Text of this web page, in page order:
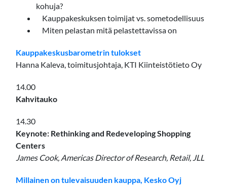
kohuja?
Kauppakeskuksen toimijat vs. sometodellisuus
Miten pelastan mitä pelastettavissa on
Kauppakeskusbarometrin tulokset
Hanna Kaleva, toimitusjohtaja, KTI Kiinteistötieto Oy
14.00
Kahvitauko
14.30
Keynote: Rethinking and Redeveloping Shopping
Centers
James Cook, Americas Director of Research, Retail, JLL
Millainen on tulevaisuuden kauppa, Kesko Oyj